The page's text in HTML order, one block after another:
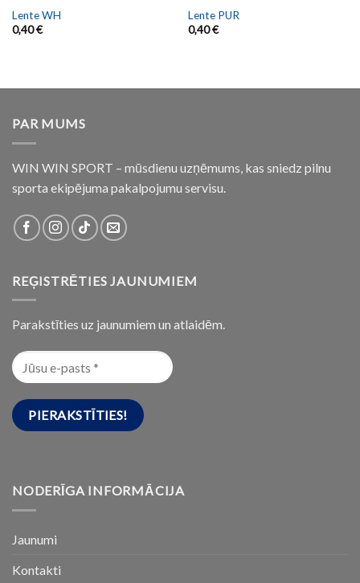
Lente WH
0,40€
Lente PUR
0,40€
PAR MUMS
WIN WIN SPORT – mūsdienu uzņēmums, kas sniedz pilnu
sporta ekipējuma pakalpojumu servisu.
REĢISTRĒTIES JAUNUMIEM
Parakstīties uz jaunumiem un atlaidēm.
NODERĪGA INFORMĀCIJA
Jaunumi
Kontakti